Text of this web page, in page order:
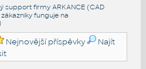
support firmy ARKANCE (CAD
funguje na
Nejnovější příspěvky
Najít